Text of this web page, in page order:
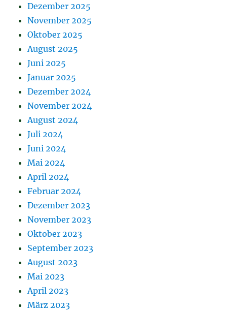
Dezember 2025
November 2025
Oktober 2025
August 2025
Juni 2025
Januar 2025
Dezember 2024
November 2024
August 2024
Juli 2024
Juni 2024
Mai 2024
April 2024
Februar 2024
Dezember 2023
November 2023
Oktober 2023
September 2023
August 2023
Mai 2023
April 2023
März 2023